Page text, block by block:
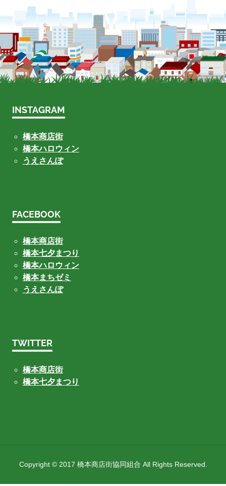
INSTAGRAM
橋本商店街
橋本ハロウィン
うえさんぽ
FACEBOOK
橋本商店街
橋本七夕まつり
橋本ハロウィン
橋本まちゼミ
うえさんぽ
TWITTER
橋本商店街
橋本七夕まつり
Copyright © 2017 橋本商店街協同組合 All Rights Reserved.